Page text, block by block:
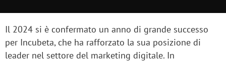
Il 2024 si è confermato un anno di grande successo
per Incubeta, che ha rafforzato la sua posizione di
leader nel settore del marketing digitale. In